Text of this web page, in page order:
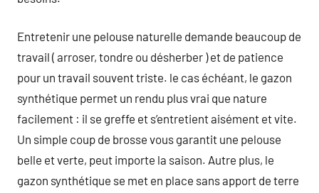
Entretenir une pelouse naturelle demande beaucoup de
travail ( arroser, tondre ou désherber ) et de patience
pour un travail souvent triste. le cas échéant, le gazon
synthétique permet un rendu plus vrai que nature
facilement : il se greffe et s’entretient aisément et vite.
Un simple coup de brosse vous garantit une pelouse
belle et verte, peut importe la saison. Autre plus, le
gazon synthétique se met en place sans apport de terre